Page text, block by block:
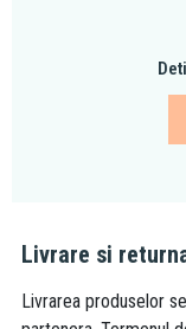
Livrare si
Livrarea produselor